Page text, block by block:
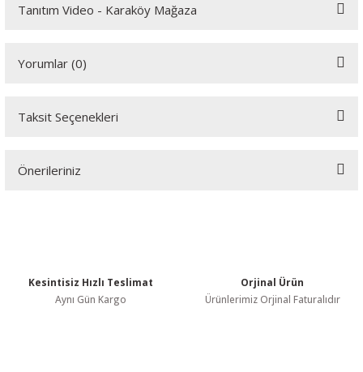
Tanıtım Video - Karaköy Mağaza
Yorumlar (0)
Bu ürüne ilk yorumu siz yapın!
Taksit Seçenekleri
Önerileriniz
Ürün resmi kalitesiz, bozuk veya görüntülenemiyor.
Kesintisiz Hızlı Teslimat
Aynı Gün Kargo
Orjinal Ürün
Ürünlerimiz Orjinal Faturalıdır